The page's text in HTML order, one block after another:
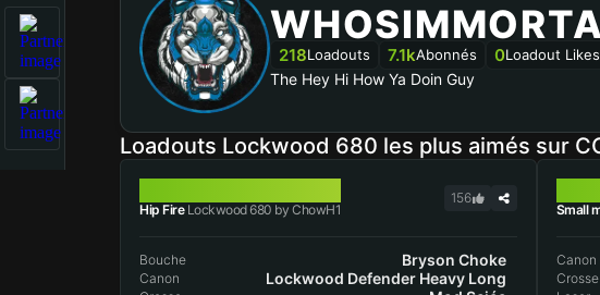
218Loadouts 7.1kAbonnés 0Loadout Likes
The Hey Hi How Ya Doin Guy
Loadouts Lockwood 680 les plus aimés sur
Hip FireLockwood 680 by ChowH1
156
Bouche Bryson Choke
Canon Lockwood Defender Heavy Long
Small
Canon
Crosse